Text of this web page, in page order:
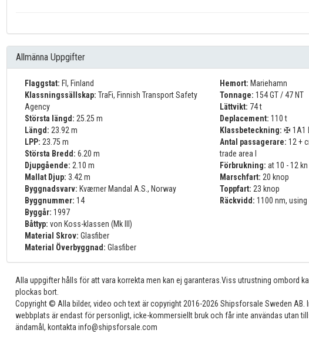
Allmänna Uppgifter
Flaggstat: FI, Finland
Klassningssällskap: TraFi, Finnish Transport Safety
Agency
Största längd: 25.25 m
Längd: 23.92 m
LPP: 23.75 m
Största Bredd: 6.20 m
Djupgående: 2.10 m
Mallat Djup: 3.42 m
Byggnadsvarv: Kværner Mandal A.S., Norway
Byggnummer: 14
Byggår: 1997
Båttyp: von Koss-klassen (Mk III)
Material Skrov: Glasfiber
Material Överbyggnad: Glasfiber
Hemort: Mariehamn
Tonnage: 154 GT / 47 NT
Lättvikt: 74 t
Deplacement: 110 t
Klassbeteckning: ✠ 1A1
Antal passagerare: 12 +
trade area I
Förbrukning: at 10 - 12
Marschfart: 20 knop
Toppfart: 23 knop
Räckvidd: 1100 nm,
Alla uppgifter hålls för att vara korrekta men kan ej garanteras.Viss utrustning ombord
plockas bort.
Copyright © Alla bilder, video och text är copyright 2016-2026 Shipsforsale Sweden AB.
webbplats är endast för personligt, icke-kommersiellt bruk och får inte användas utan
ändamål, kontakta info@shipsforsale.com